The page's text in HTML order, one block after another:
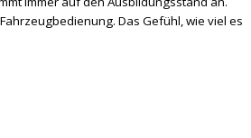
Das Gefühl, wie viel es